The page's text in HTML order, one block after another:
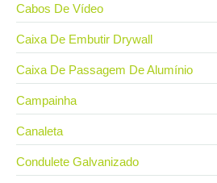
Cabos De Vídeo
Caixa De Embutir Drywall
Caixa De Passagem De Alumínio
Campainha
Canaleta
Condulete Galvanizado